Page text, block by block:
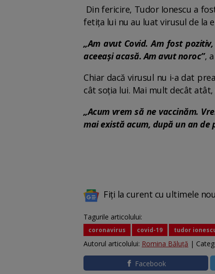
Din fericire, Tudor Ionescu a
fetița lui nu au luat virusul de la
„Am avut Covid. Am fost
aceeași acasă. Am avut noroc”,
Chiar dacă virusul nu i-a dat
cât soția lui. Mai mult decât
„Acum vrem să ne vaccinăm.
mai există acum, după un an de
Fiți la curent cu ultimele
Tagurile articolului:
coronavirus covid-19 tudor
Autorul articolului: Romina Băluță |
Facebook